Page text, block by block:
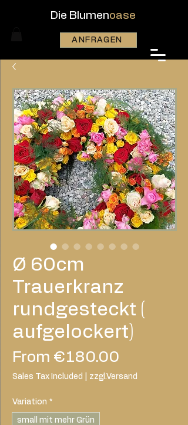
Die Blumenoase
ANFRAGEN
Ø 60cm
Trauerkranz
rundgesteckt (
aufgelockert)
From €180.00
Price
Sales Tax Included zzgl.Versand
Variation *
small mit mehr Grün